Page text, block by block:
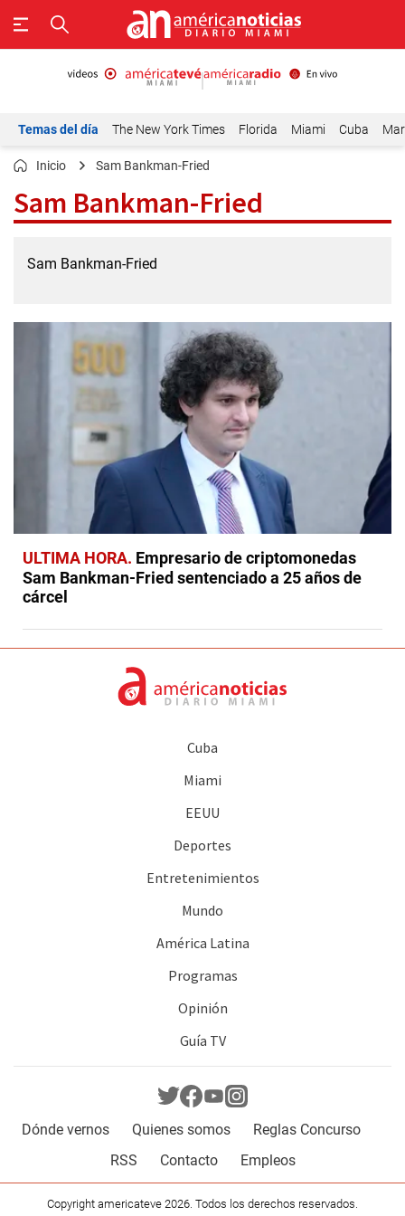
Temas del día The New York Times Florida Miami Cuba
Inicio Sam Bankman-Fried
Sam Bankman-Fried
Sam Bankman-Fried
ULTIMA HORA Empresario de criptomonedas
Sam Bankman-Fried sentenciado a 25 años de
cárcel
Cuba
Miami
EEUU
Deportes
Entretenimientos
Mundo
América Latina
Programas
Opinión
Guía TV
Dónde vernos Quienes somos
Reglas Concurso
RSS
Contacto Empleos
Copyright americateve 2026. Todos los derechos reservados.